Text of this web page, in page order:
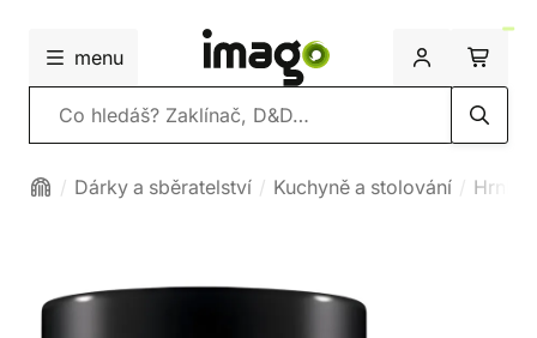
menu
Vyhledávání
Dárky a sběratelství Kuchyně a stolování Hrnky